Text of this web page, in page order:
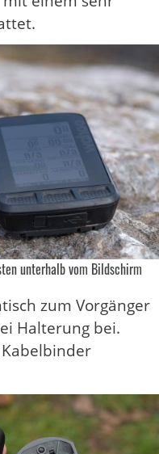
unterhalb vom Bildschirm
zum Vorgänger
Halterung bei.